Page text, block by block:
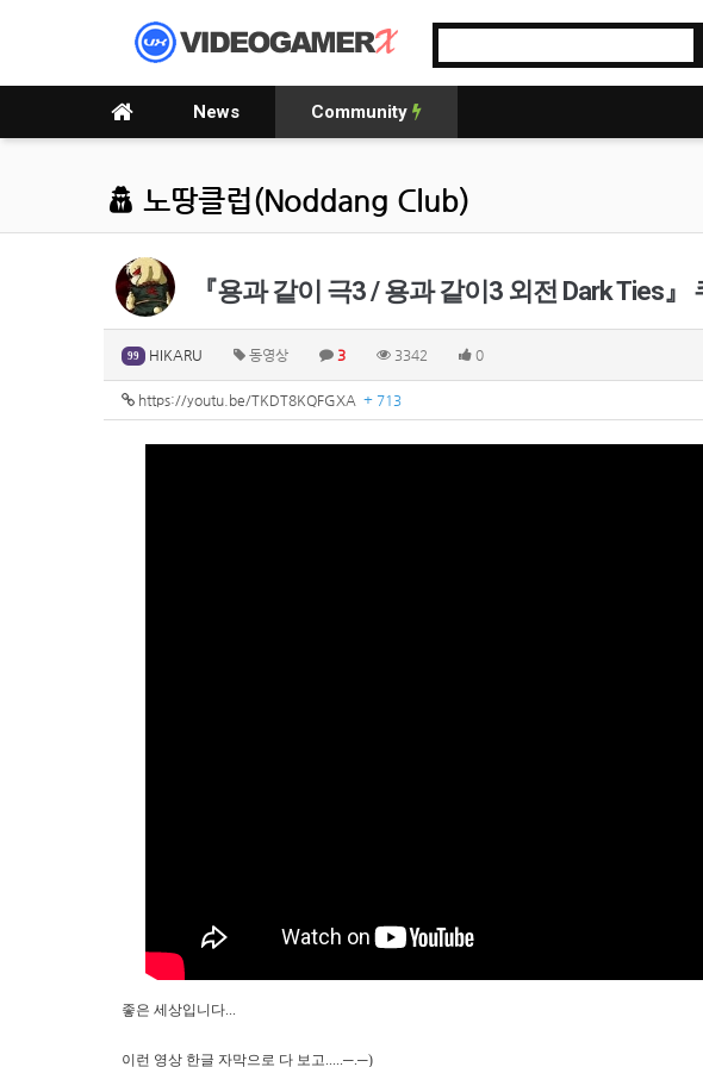
News Community
노땅클럽(Noddang Club)
『용과 같이 극3 / 용과 같이3 외전 Dark Ties』
99 HIKARU 동영상 3 3342 0
https://youtu.be/TKDT8KQFGXA + 713
좋은 세상입니다...
이런 영상 한글 자막으로 다 보고.....─.─)